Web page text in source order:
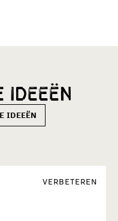
ideeën
IDEEËN
VERBETEREN